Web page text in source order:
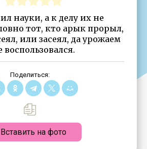
науки, а к делу их не
тот, кто арык прорыл,
или засеял, да урожаем
воспользовался.
Поделиться:
Вставить на фото